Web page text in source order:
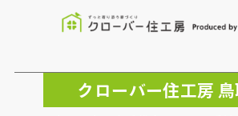
クローバー住工房